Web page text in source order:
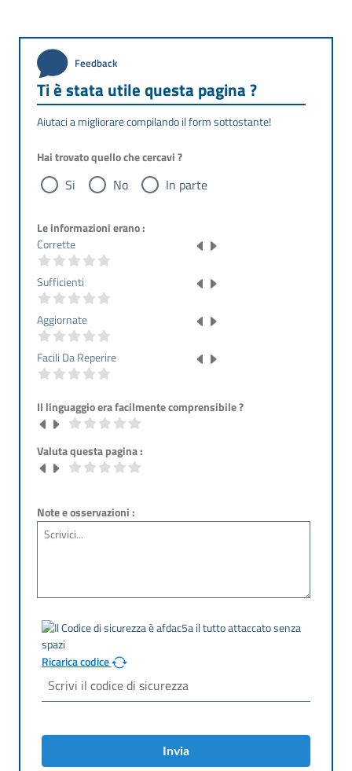
Feedback
Ti è stata utile questa pagina ?
Aiutaci a migliorare compilando il form sottostante!
Hai trovato quello che cercavi ?
Si No In parte
Le informazioni erano :
Corrette
Sufficienti
Aggiornate
Facili Da Reperire
Il linguaggio era facilmente comprensibile ?
Valuta questa pagina :
Note e osservazioni :
Ricarica codice
Invia